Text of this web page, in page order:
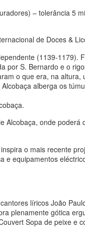
– tolerância 5
de Doces &
(1139-
por S. Bernardo e o
o que era, na
alberga os
Alcobaça, onde poderá
o mais recente
equipamentos
líricos João
plenamente gótica
Sopa de peixe e